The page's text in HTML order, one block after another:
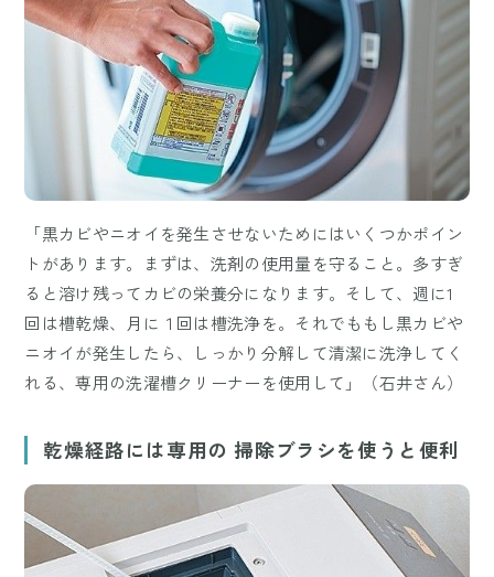
「黒カビやニオイを発生させないためにはいくつかポイン
トがあります。まずは、洗剤の使用量を守ること。多すぎ
ると溶け残ってカビの栄養分になります。そして、週に1
回は槽乾燥、月に１回は槽洗浄を。それでももし黒カビや
ニオイが発生したら、しっかり分解して清潔に洗浄してく
れる、専用の洗濯槽クリーナーを使用して」（石井さん）
乾燥経路には専用の 掃除ブラシを使うと便利